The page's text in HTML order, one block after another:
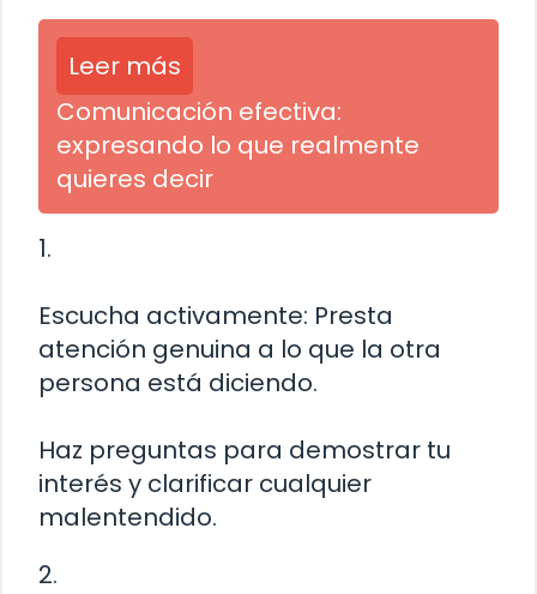
Leer más
Comunicación efectiva:
expresando lo que realmente
quieres decir
1.
Escucha activamente: Presta
atención genuina a lo que la otra
persona está diciendo.
Haz preguntas para demostrar tu
interés y clarificar cualquier
malentendido.
2.